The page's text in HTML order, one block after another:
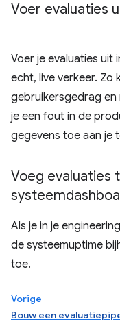
Voer evaluaties
Voer je evaluaties uit
echt, live verkeer. Zo
gebruikersgedrag en
je een fout in de
gegevens toe aan je
Voeg evaluaties
Als je in je
de systeemuptime
toe.
Vorige
Bouw een